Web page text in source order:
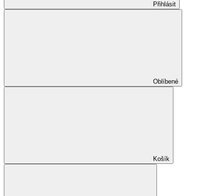
Přihlásit
Oblíbené
Košík